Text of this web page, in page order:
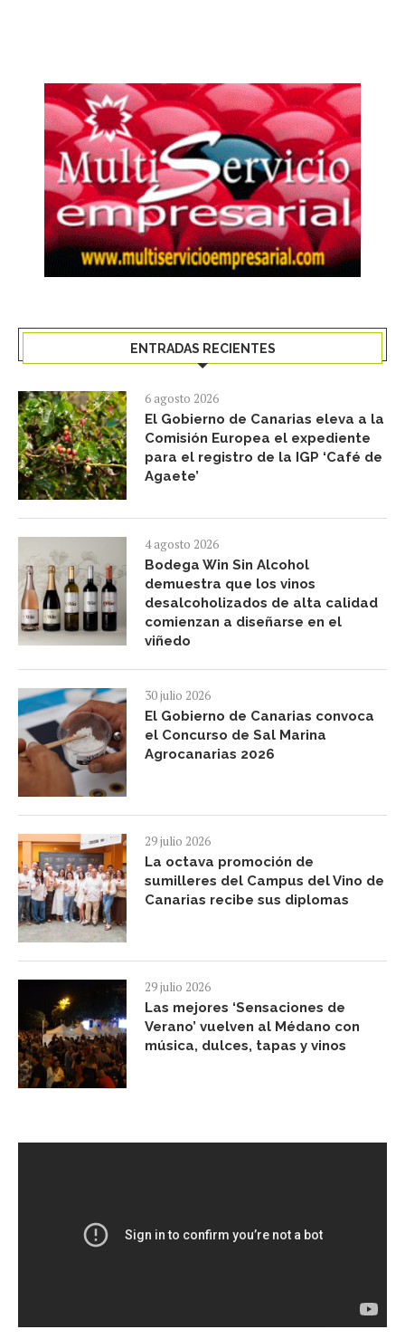
ENTRADAS RECIENTES
6 agosto 2026
El Gobierno de Canarias eleva a la
Comisión Europea el expediente
para el registro de la IGP ‘Café de
Agaete’
4 agosto 2026
Bodega Win Sin Alcohol
demuestra que los vinos
desalcoholizados de alta calidad
comienzan a diseñarse en el
viñedo
30 julio 2026
El Gobierno de Canarias convoca
el Concurso de Sal Marina
Agrocanarias 2026
29 julio 2026
La octava promoción de
sumilleres del Campus del Vino de
Canarias recibe sus diplomas
29 julio 2026
Las mejores ‘Sensaciones de
Verano’ vuelven al Médano con
música, dulces, tapas y vinos